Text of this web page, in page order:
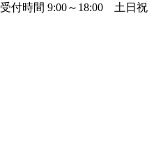
受付時間 9:00～18:00 土日祝